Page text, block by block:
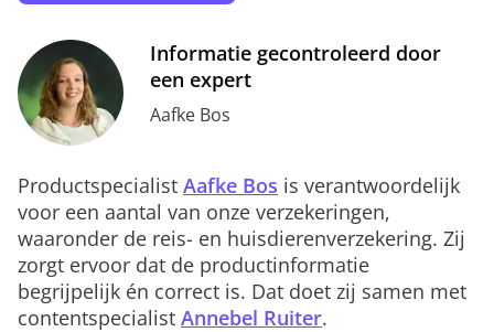
Informatie gecontroleerd door
een expert
Aafke Bos
Productspecialist Aafke Bos is verantwoordelijk
voor een aantal van onze verzekeringen,
waaronder de reis- en huisdierenverzekering. Zij
zorgt ervoor dat de productinformatie
begrijpelijk én correct is. Dat doet zij samen met
contentspecialist Annebel Ruiter.